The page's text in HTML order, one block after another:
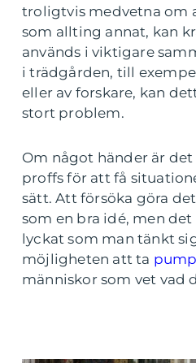
troligtvis medvetna om
som allting annat, kan
används i viktigare
i trädgården, till
eller av forskare, kan
stort problem.
Om något händer är
proffs för att få
sätt. Att försöka göra
som en bra idé, men
lyckat som man tänkt
möjligheten att ta
människor som vet vad